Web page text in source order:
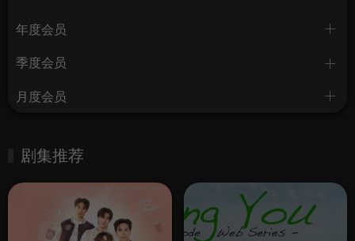
年度会员
季度会员
月度会员
剧集推荐